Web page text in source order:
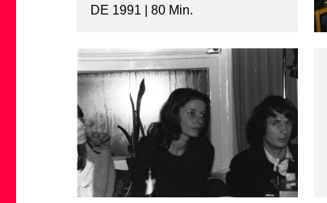
DE 1991 | 80 Min.